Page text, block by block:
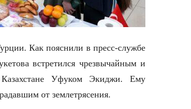
Как пояснили в пресс-службе
встретился чрезвычайным и
Уфуком Экиджи. Ему
от землетрясения.